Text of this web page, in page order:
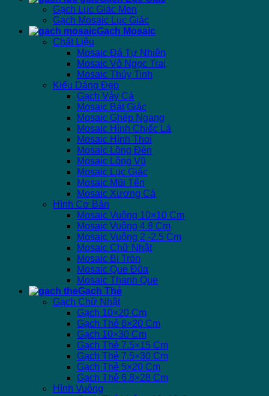
Gạch Lục Giác Men
Gạch Mosaic Lục Giác
Gạch Mosaic
Chất Liệu
Mosaic Đá Tự Nhiên
Mosaic Vỏ Ngọc Trai
Mosaic Thủy Tinh
Kiểu Dáng Đẹp
Gạch Vảy Cá
Mosaic Bát Giác
Mosaic Ghép Ngang
Mosaic Hình Chiếc Lá
Mosaic Hình Thoi
Mosaic Lồng Đèn
Mosaic Lông Vũ
Mosaic Lục Giác
Mosaic Mũi Tên
Mosaic Xương Cá
Hình Cơ Bản
Mosaic Vuông 10×10 Cm
Mosaic Vuông 4.8 Cm
Mosaic Vuông 2 -2.5 Cm
Mosaic Chữ Nhật
Mosaic Bi Tròn
Mosaic Que Đũa
Mosaic Thanh Que
Gạch Thẻ
Gạch Chữ Nhật
Gạch 10×20 Cm
Gạch Thẻ 6×20 Cm
Gạch 10×30 Cm
Gạch Thẻ 7.5×15 Cm
Gạch Thẻ 7.5×30 Cm
Gạch Thẻ 5×20 Cm
Gạch Thẻ 6.8×28 Cm
Hình Vuông